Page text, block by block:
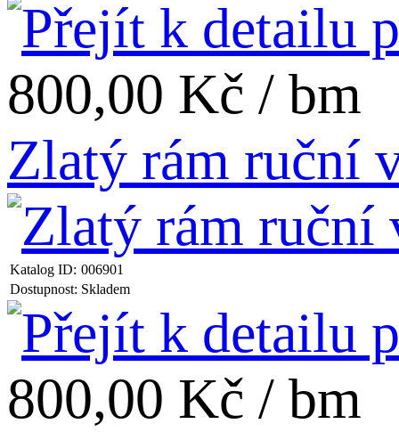
800,00 Kč / bm
Zlatý rám ruční
Katalog ID: 006901
Dostupnost: Skladem
800,00 Kč / bm